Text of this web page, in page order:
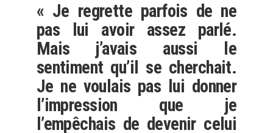
« Je regrette parfois de ne
pas lui avoir assez parlé.
Mais j’avais aussi le
sentiment qu’il se cherchait.
Je ne voulais pas lui donner
l’impression que je
l’empêchais de devenir celui